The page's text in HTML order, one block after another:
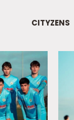
CITYZENS